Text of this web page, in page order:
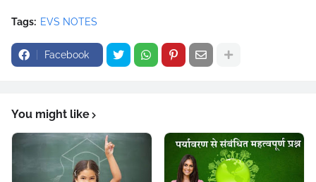
Tags: EVS NOTES
Facebook
You might like